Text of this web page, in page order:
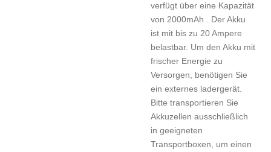
verfügt über eine Kapazität
von 2000mAh . Der Akku
ist mit bis zu 20 Ampere
belastbar. Um den Akku mit
frischer Energie zu
Versorgen, benötigen Sie
ein externes ladergerät.
Bitte transportieren Sie
Akkuzellen ausschließlich
in geeigneten
Transportboxen, um einen